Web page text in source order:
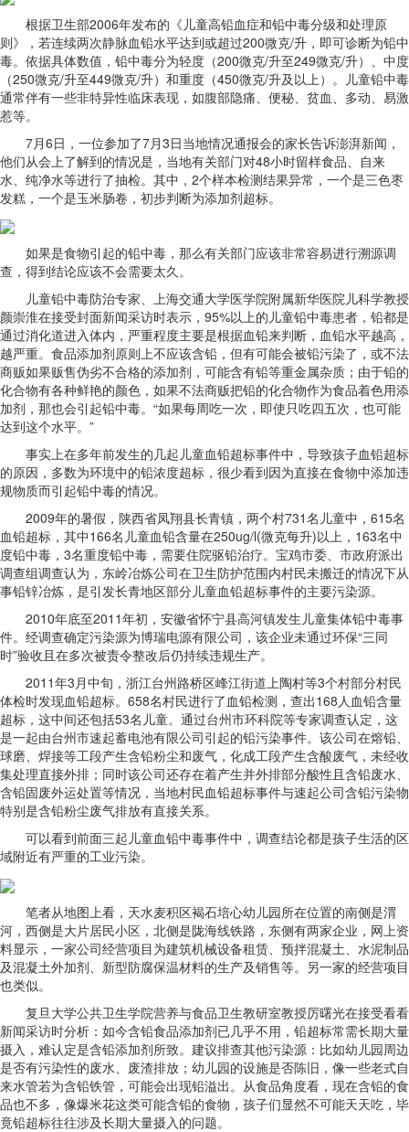
根据卫生部2006年发布的《儿童高铅血症和铅中毒分级和处理原
则》，若连续两次静脉血铅水平达到或超过200微克/升，即可诊断为铅中
毒。依据具体数值，铅中毒分为轻度（200微克/升至249微克/升）、中度
（250微克/升至449微克/升）和重度（450微克/升及以上）。儿童铅中毒
通常伴有一些非特异性临床表现，如腹部隐痛、便秘、贫血、多动、易激
惹等。
7月6日，一位参加了7月3日当地情况通报会的家长告诉澎湃新闻，
他们从会上了解到的情况是，当地有关部门对48小时留样食品、自来
水、纯净水等进行了抽检。其中，2个样本检测结果异常，一个是三色枣
发糕，一个是玉米肠卷，初步判断为添加剂超标。
如果是食物引起的铅中毒，那么有关部门应该非常容易进行溯源调
查，得到结论应该不会需要太久。
儿童铅中毒防治专家、上海交通大学医学院附属新华医院儿科学教授
颜崇淮在接受封面新闻采访时表示，95%以上的儿童铅中毒患者，铅都是
通过消化道进入体内，严重程度主要是根据血铅来判断，血铅水平越高，
越严重。食品添加剂原则上不应该含铅，但有可能会被铅污染了，或不法
商贩如果贩售伪劣不合格的添加剂，可能含有铅等重金属杂质；由于铅的
化合物有各种鲜艳的颜色，如果不法商贩把铅的化合物作为食品着色用添
加剂，那也会引起铅中毒。“如果每周吃一次，即使只吃四五次，也可能
达到这个水平。”
事实上在多年前发生的几起儿童血铅超标事件中，导致孩子血铅超标
的原因，多数为环境中的铅浓度超标，很少看到因为直接在食物中添加违
规物质而引起铅中毒的情况。
2009年的暑假，陕西省凤翔县长青镇，两个村731名儿童中，615名
血铅超标，其中166名儿童血铅含量在250ug/l(微克每升)以上，163名中
度铅中毒，3名重度铅中毒，需要住院驱铅治疗。宝鸡市委、市政府派出
调查组调查认为，东岭冶炼公司在卫生防护范围内村民未搬迁的情况下从
事铅锌冶炼，是引发长青地区部分儿童血铅超标事件的主要污染源。
2010年底至2011年初，安徽省怀宁县高河镇发生儿童集体铅中毒事
件。经调查确定污染源为博瑞电源有限公司，该企业未通过环保“三同
时”验收且在多次被责令整改后仍持续违规生产。
2011年3月中旬，浙江台州路桥区峰江街道上陶村等3个村部分村民
体检时发现血铅超标。658名村民进行了血铅检测，查出168人血铅含量
超标，这中间还包括53名儿童。通过台州市环科院等专家调查认定，这
是一起由台州市速起蓄电池有限公司引起的铅污染事件。该公司在熔铅、
球磨、焊接等工段产生含铅粉尘和废气，化成工段产生含酸废气，未经收
集处理直接外排；同时该公司还存在着产生并外排部分酸性且含铅废水、
含铅固废外运处置等情况，当地村民血铅超标事件与速起公司含铅污染物
特别是含铅粉尘废气排放有直接关系。
可以看到前面三起儿童血铅中毒事件中，调查结论都是孩子生活的区
域附近有严重的工业污染。
笔者从地图上看，天水麦积区褐石培心幼儿园所在位置的南侧是渭
河，西侧是大片居民小区，北侧是陇海线铁路，东侧有两家企业，网上资
料显示，一家公司经营项目为建筑机械设备租赁、预拌混凝土、水泥制品
及混凝土外加剂、新型防腐保温材料的生产及销售等。另一家的经营项目
也类似。
复旦大学公共卫生学院营养与食品卫生教研室教授厉曙光在接受看看
新闻采访时分析：如今含铅食品添加剂已几乎不用，铅超标常需长期大量
摄入，难认定是含铅添加剂所致。建议排查其他污染源：比如幼儿园周边
是否有污染性的废水、废渣排放；幼儿园的设施是否陈旧，像一些老式自
来水管若为含铅铁管，可能会出现铅溢出。从食品角度看，现在含铅的食
品也不多，像爆米花这类可能含铅的食物，孩子们显然不可能天天吃，毕
竟铅超标往往涉及长期大量摄入的问题。